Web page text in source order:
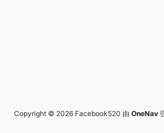
Copyright © 2026 Facebook520 由 OneNav